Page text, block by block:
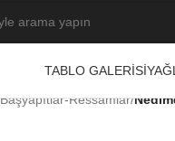
TABLO GALERISI
Başyapıtlar-Ressamlar/